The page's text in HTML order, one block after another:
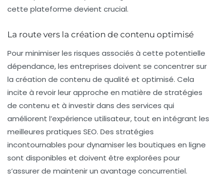
cette plateforme devient crucial.
La route vers la création de contenu optimisé
Pour minimiser les risques associés à cette potentielle
dépendance, les entreprises doivent se concentrer sur
la création de contenu de qualité et optimisé. Cela
incite à revoir leur approche en matière de stratégies
de contenu et à investir dans des services qui
améliorent l’expérience utilisateur, tout en intégrant les
meilleures pratiques SEO. Des stratégies
incontournables pour dynamiser les boutiques en ligne
sont disponibles et doivent être explorées pour
s’assurer de maintenir un avantage concurrentiel.